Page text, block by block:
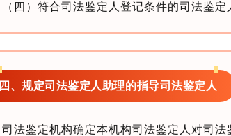
（四）符合司法鉴定人登记条件的司法鉴
四、规定司法鉴定人助理的指导司法鉴定人
司法鉴定机构确定本机构司法鉴定人对司